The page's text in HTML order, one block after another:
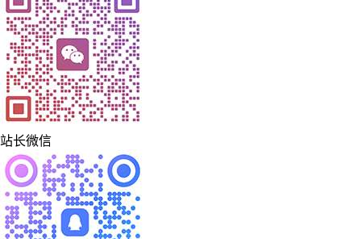
站长微信